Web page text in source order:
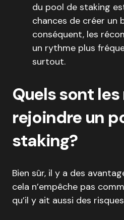
du pool de staking
chances de créer un
conséquent, les
un rythme plus
surtout.
Quels sont
rejoindre un
staking?
Bien sûr, il y a des
cela n’empêche pas
qu’il y ait aussi des